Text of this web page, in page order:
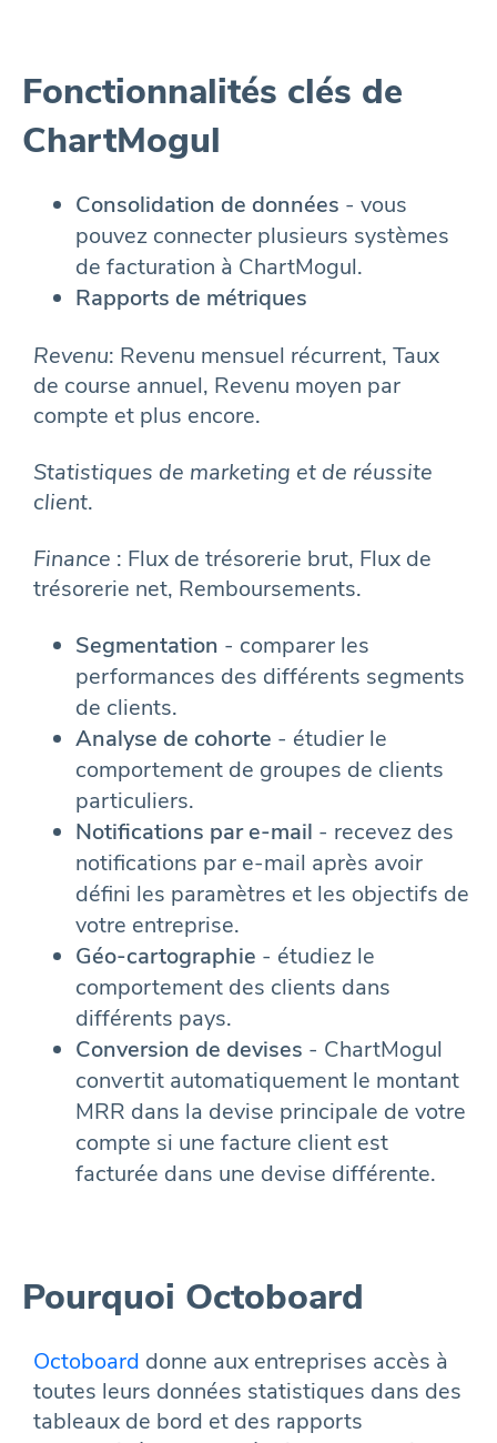
Fonctionnalités clés de
ChartMogul
Consolidation de données - vous
pouvez connecter plusieurs systèmes
de facturation à ChartMogul.
Rapports de métriques
Revenu: Revenu mensuel récurrent, Taux
de course annuel, Revenu moyen par
compte et plus encore.
Statistiques de marketing et de réussite
client.
Finance : Flux de trésorerie brut, Flux de
trésorerie net, Remboursements.
Segmentation - comparer les
performances des différents segments
de clients.
Analyse de cohorte - étudier le
comportement de groupes de clients
particuliers.
Notifications par e-mail - recevez des
notifications par e-mail après avoir
défini les paramètres et les objectifs de
votre entreprise.
Géo-cartographie - étudiez le
comportement des clients dans
différents pays.
Conversion de devises - ChartMogul
convertit automatiquement le montant
MRR dans la devise principale de votre
compte si une facture client est
facturée dans une devise différente.
Pourquoi Octoboard
Octoboard donne aux entreprises accès à
toutes leurs données statistiques dans des
tableaux de bord et des rapports